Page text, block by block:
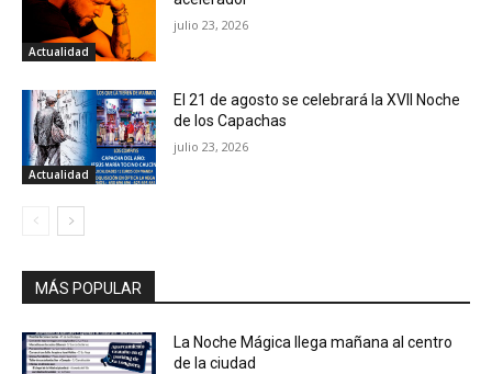
Actualidad
julio 23, 2026
Actualidad
El 21 de agosto se celebrará la XVII Noche
de los Capachas
julio 23, 2026
MÁS POPULAR
La Noche Mágica llega mañana al centro
de la ciudad